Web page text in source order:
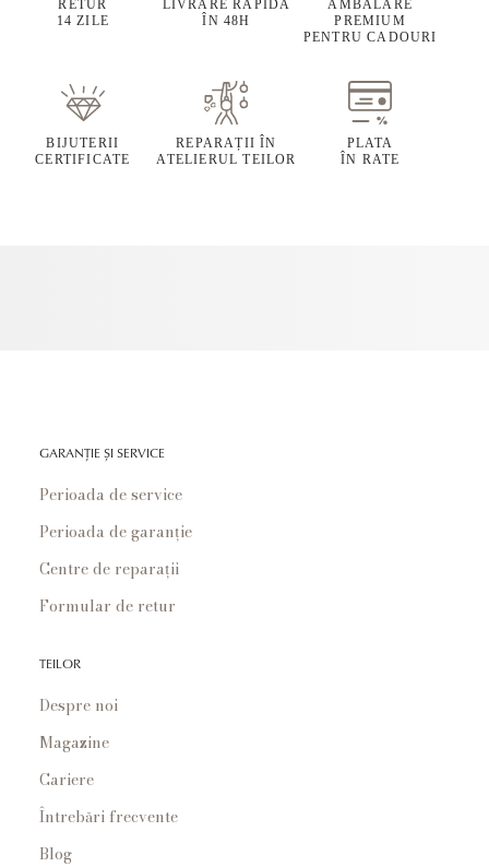
RETUR
14 ZILE
LIVRARE RAPIDĂ
ÎN 48H
AMBALARE
PREMIUM
PENTRU CADOURI
BIJUTERII
CERTIFICATE
REPARAȚII ÎN
ATELIERUL TEILOR
PLATA
ÎN RATE
GARANȚIE ȘI SERVICE
Perioada de service
Perioada de garanție
Centre de reparații
Formular de retur
TEILOR
Despre noi
Magazine
Cariere
Întrebări frecvente
Blog